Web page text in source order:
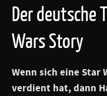
Der deutsche
Wars Story
Wenn sich eine Star
verdient hat, dann